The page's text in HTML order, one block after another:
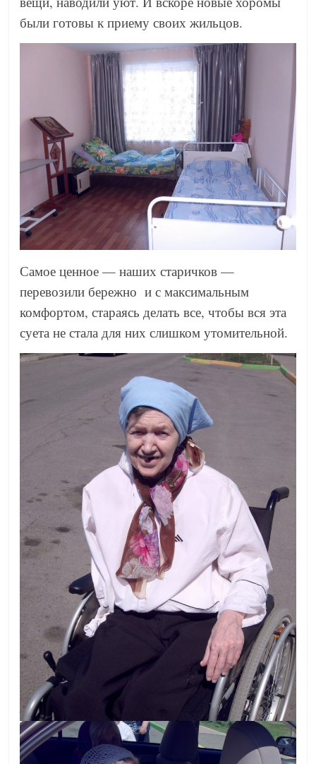
были готовы к приему своих жильцов.
Самое ценное — наших старичков —
перевозили бережно и с максимальным
комфортом, стараясь делать все, чтобы вся эта
суета не стала для них слишком утомительной.